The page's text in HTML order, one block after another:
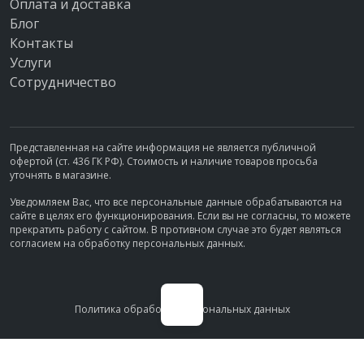
8 (495) 134-66-55.
Оплата и доставка
Блог
Контакты
Услуги
Сотрудничество
Представленная на сайте информация не является публичной
офертой (ст. 436 ГК РФ). Стоимость и наличие товаров просьба
уточнять в магазине.
Уведомляем Вас, что все персональные данные обрабатываются на
сайте в целях его функционирования. Если вы не согласны, то можете
прекратить работу с сайтом. В противном случае это будет являться
согласием на обработку персональных данных.
Политика обработки персональных данных